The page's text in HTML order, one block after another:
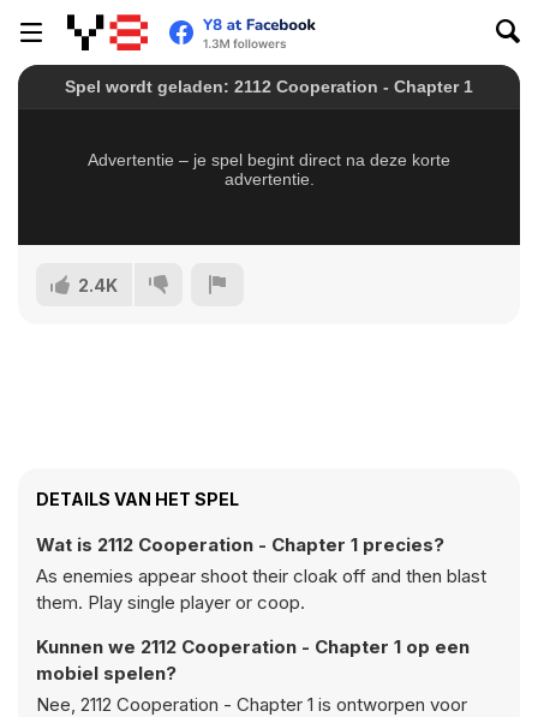
2.4K
DETAILS VAN HET SPEL
Wat is 2112 Cooperation - Chapter 1 precies?
As enemies appear shoot their cloak off and then blast
them. Play single player or coop.
Kunnen we 2112 Cooperation - Chapter 1 op een
mobiel spelen?
Nee, 2112 Cooperation - Chapter 1 is ontworpen voor